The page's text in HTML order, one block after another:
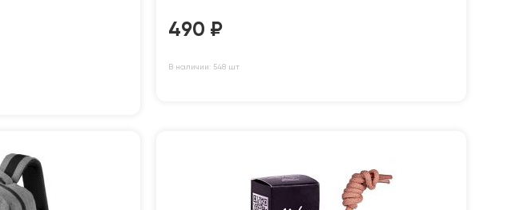
490 ₽
В наличии: 548 шт